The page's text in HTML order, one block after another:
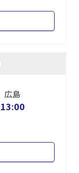
広島
13:00